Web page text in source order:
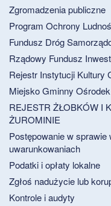
Zgromadzenia publiczne
Program Ochrony
Fundusz Dróg
Rządowy Fundusz
Rejestr Instytucji Kultury
Miejsko Gminny
REJESTR ŻŁOBKÓW I
ŻUROMINIE
Postępowanie w
uwarunkowaniach
Podatki i opłaty lokalne
Zgłoś nadużycie lub
Kontrole i audyty